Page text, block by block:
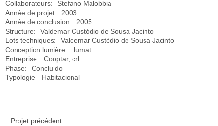
Collaborateurs:
Stefano Malobbia
Année de projet:
2003
Année de conclusion:
2005
Structure:
Valdemar Custódio de Sousa Jacinto
Lots techniques:
Valdemar Custódio de Sousa Jacinto
Conception lumière:
Ilumat
Entreprise:
Cooptar, crl
Phase:
Concluído
Typologie:
Habitacional
Projet précédent